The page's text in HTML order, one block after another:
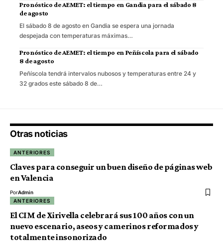
Pronóstico de AEMET: el tiempo en Gandia para el sábado 8
de agosto
El sábado 8 de agosto en Gandia se espera una jornada
despejada con temperaturas máximas…
Pronóstico de AEMET: el tiempo en Peñíscola para el sábado
8 de agosto
Peñíscola tendrá intervalos nubosos y temperaturas entre 24 y
32 grados este sábado 8 de…
Otras noticias
ANTERIORES
Claves para conseguir un buen diseño de páginas web
en Valencia
PorAdmin
ANTERIORES
El CIM de Xirivella celebrará sus 100 años con un
nuevo escenario, aseos y camerinos reformados y
totalmente insonorizado